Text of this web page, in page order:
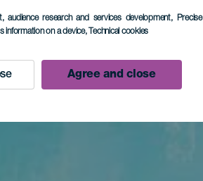
audience research and services development, Precise
information on a device, Technical cookies
Agree and close